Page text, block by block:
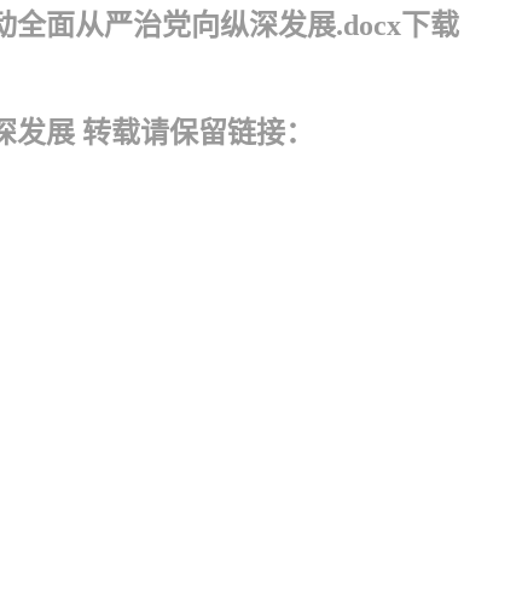
面从严治党向纵深发展.docx下载
展 转载请保留链接：